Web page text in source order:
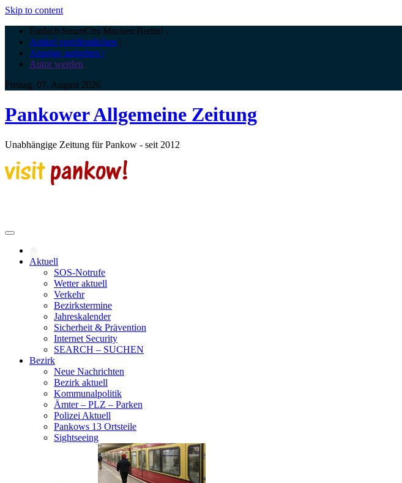
Skip to content
Einfach.SmartCity.Machen:Berlin! -
Artikel veröffentlichen |
Anzeige aufgeben |
Autor werden
Freitag, 07. August 2026
Pankower Allgemeine Zeitung
Unabhängige Zeitung für Pankow - seit 2012
Aktuell
SOS-Notrufe
Wetter aktuell
Verkehr
Bezirkstermine
Jahreskalender
Sicherheit & Prävention
Internet Security
SEARCH – SUCHEN
Bezirk
Neue Nachrichten
Bezirk aktuell
Kommunalpolitik
Ämter – PLZ – Parken
Polizei Aktuell
Pankows 13 Ortsteile
Sightseeing